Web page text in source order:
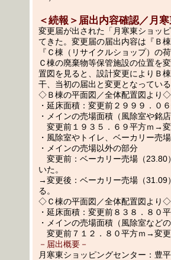
＜続報＞届出内容確認／月
変更届が出された「月寒東ショッ
てきた。変更届の届出内容は『Ｂ
『Ｃ棟（リサイクルショップ）の
Ｃ棟の廃棄物等保管施設の位置を
置図を見ると、設計変更によりＢ
干、当初の届出と変更となっている
◇Ｂ棟の平面図／全体配置図より◇
・延床面積：変更前２９９９．０
・メインの売場面積（風除室や銘
変更前１９３５．６９平方ｍ→
・風除室やトイレ、ベーカリー売
・メインの売場以外の部分
変更前：ベーカリー売場（23.80
いた。
→変更後：ベーカリー売場（31.09
る。
◇Ｃ棟の平面図／全体配置図より◇
・延床面積：変更前８３８．８０
・メインの売場面積（風除室など
変更前７１２．８０平方ｍ→変更
－届出概要－
月寒東ショッピングセンター：豊